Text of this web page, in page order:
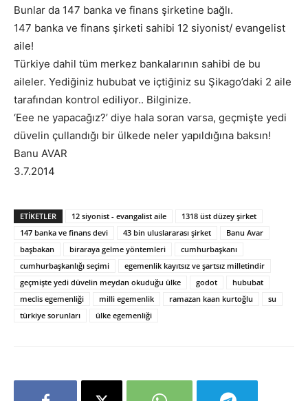
Bunlar da 147 banka ve finans şirketine bağlı.
147 banka ve finans şirketi sahibi 12 siyonist/ evangelist
aile!
Türkiye dahil tüm merkez bankalarının sahibi de bu
aileler. Yediğiniz hububat ve içtiğiniz su Şikago’daki 2 aile
tarafından kontrol ediliyor.. Bilginize.
‘Eee ne yapacağız?’ diye hala soran varsa, geçmişte yedi
düvelin çullandığı bir ülkede neler yapıldığına baksın!
Banu AVAR
3.7.2014
ETIKETLER 12 siyonist - evangalist aile
1318 üst düzey şirket
147 banka ve finans devi
43 bin uluslararası şirket
Banu Avar
başbakan
biraraya gelme yöntemleri
cumhurbaşkanı
cumhurbaşkanlığı seçimi
egemenlik kayıtsız ve şartsız milletindir
geçmişte yedi düvelin meydan okuduğu ülke
godot
hububat
meclis egemenliği
milli egemenlik ramazan kaan kurtoğlu
su
türkiye sorunları
ülke egemenliği